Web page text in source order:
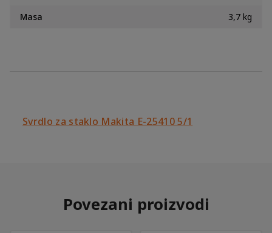
Masa
3,7 kg
Svrdlo za staklo Makita E-25410 5/1
Povezani proizvodi